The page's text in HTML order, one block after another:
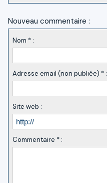
Nouveau commentaire :
Nom * :
Adresse email (non publiée) * :
Site web :
Commentaire * :